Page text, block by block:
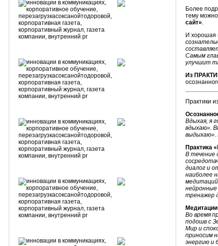
Более
тему можно
сайт».
И хорошая
Самым
улучшит
Из
Практики
Вдыхая, я
вдыхаю».
выдыхаю».
Практика
В течение
диалог и
наиболее
нейронные
тренажер
Во время
подошв с
Мир и
приносим
энергию и